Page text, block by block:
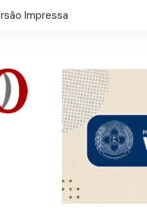
Impressa